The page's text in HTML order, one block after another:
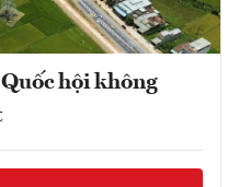
hội không